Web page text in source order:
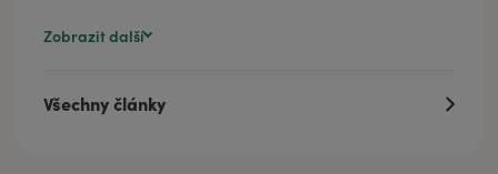
Zobrazit další
Všechny články